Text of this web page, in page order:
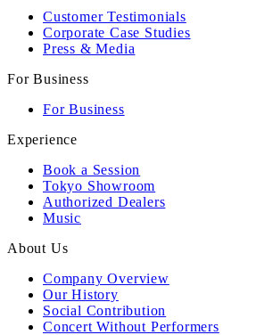
Customer Testimonials
Corporate Case Studies
Press & Media
For Business
For Business
Experience
Book a Session
Tokyo Showroom
Authorized Dealers
Music
About Us
Company Overview
Our History
Social Contribution
Concert Without Performers